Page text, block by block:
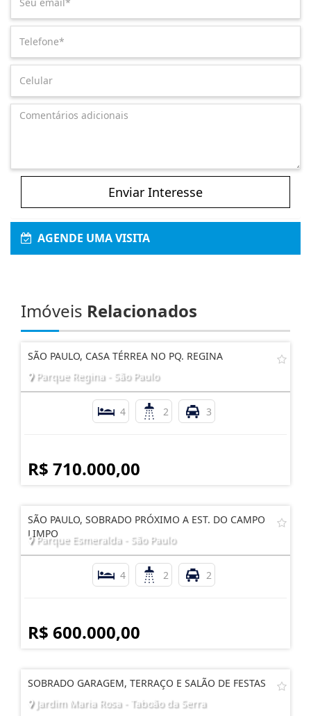
Enviar Interesse
AGENDE UMA VISITA
Imóveis Relacionados
SÃO PAULO, CASA TÉRREA NO PQ. REGINA
Parque Regina - São Paulo
4 2 3
R$ 710.000,00
SÃO PAULO, SOBRADO PRÓXIMO A EST. DO CAMPO
LIMPO
Parque Esmeralda - São Paulo
4 2 2
R$ 600.000,00
SOBRADO GARAGEM, TERRAÇO E SALÃO DE FESTAS
Jardim Maria Rosa - Taboão da Serra